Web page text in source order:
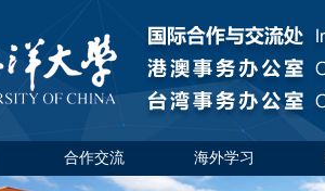
合作交流 海外学习